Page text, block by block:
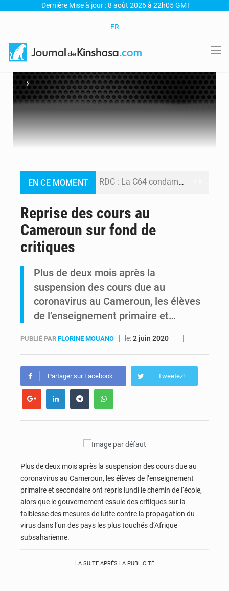
Dernière Mise à jour : 8 août 2026 à 22h05 GMT
FR
›
EN CE MOMENT RDC : La C64 condamne les attaques contre l’opposition et maintient la date butoir du 15 août pour la suite des manifestations
Reprise des cours au
Cameroun sur fond de
critiques
Plus de deux mois après la
suspension des cours due au
coronavirus au Cameroun, les élèves
de l’enseignement primaire et…
PUBLIÉ PAR FLORINE MOUANO le:2 juin 2020
Partager sur Facebook Tweetez!
Plus de deux mois après la suspension des cours due au
coronavirus au Cameroun, les élèves de l’enseignement
primaire et secondaire ont repris lundi le chemin de l‘école,
alors que le gouvernement essuie des critiques sur la
faiblesse des mesures de lutte contre la propagation du
virus dans l’un des pays les plus touchés d’Afrique
subsaharienne.
LA SUITE APRÈS LA PUBLICITÉ